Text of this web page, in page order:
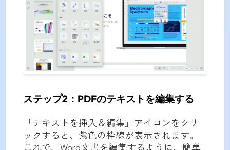
ステップ2：PDFのテキストを編集する
「テキストを挿入＆編集」アイコンをクリ
ックすると、紫色の枠線が表示されます。
これで、Word文書を編集するように、簡単